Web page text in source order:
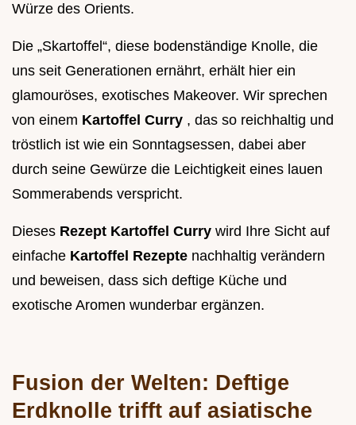
Würze des Orients.
Die „Skartoffel“, diese bodenständige Knolle, die
uns seit Generationen ernährt, erhält hier ein
glamouröses, exotisches Makeover. Wir sprechen
von einem Kartoffel Curry , das so reichhaltig und
tröstlich ist wie ein Sonntagsessen, dabei aber
durch seine Gewürze die Leichtigkeit eines lauen
Sommerabends verspricht.
Dieses Rezept Kartoffel Curry wird Ihre Sicht auf
einfache Kartoffel Rezepte nachhaltig verändern
und beweisen, dass sich deftige Küche und
exotische Aromen wunderbar ergänzen.
Fusion der Welten: Deftige
Erdknolle trifft auf asiatische